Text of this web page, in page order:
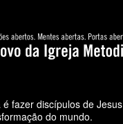
fazer discípulos de Jesus
do mundo.